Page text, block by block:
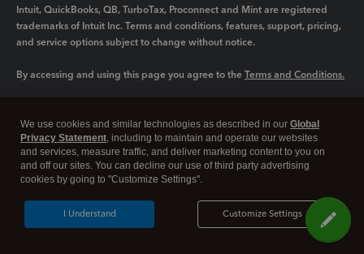
Intuit, QuickBooks, QB, TurboTax, Proconnect and Mint are registered
trademarks of Intuit Inc. Terms and conditions, features, support, pricing,
and service options subject to change without notice.
By accessing and using this page you agree to the Terms and Conditions.
Legal Privacy Security
We use cookies and similar technologies as described in our Global
Privacy Statement, including to maintain and operate our websites
and services, measure traffic, and deliver marketing content to you on
and off our sites. You can decline our use of third party advertising
cookies by going to "Customize Settings".
Customize Settings
I Understand